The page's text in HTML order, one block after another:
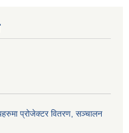
प्रोजेक्टर वितरण, सञ्चालन